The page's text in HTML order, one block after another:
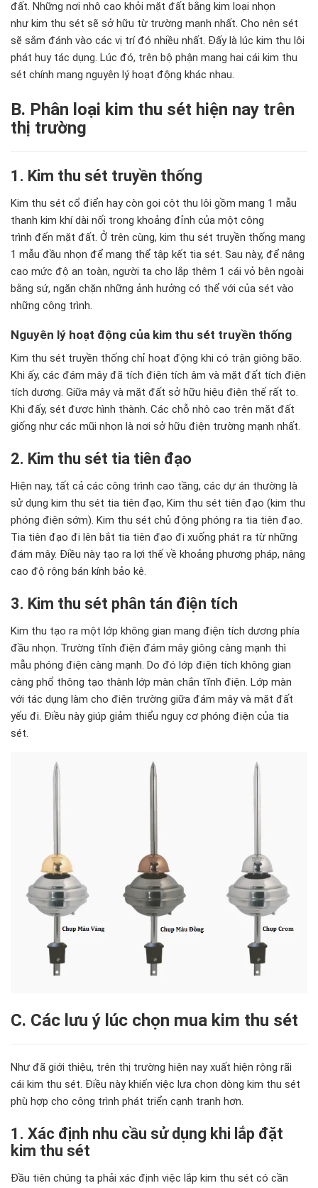
đất. Những nơi nhô cao khỏi mặt đất bằng kim loại nhọn
như kim thu sét sẽ sở hữu từ trường mạnh nhất. Cho nên sét
sẽ sắm đánh vào các vị trí đó nhiều nhất. Đấy là lúc kim thu lôi
phát huy tác dụng. Lúc đó, trên bộ phận mang hai cái kim thu
sét chính mang nguyên l ý hoạt động khác nhau.
B. Phân loại kim thu sét hiện nay trên
thị trường
1. Kim thu sét truyền thống
Kim thu sét cổ điển hay còn gọi cột thu lôi gồm mang 1 mẫu
thanh kim khí dài nối trong khoảng đỉnh của một công
trình đến mặt đất. Ở trên cùng, kim thu sét truyền thống mang
1 mẫu đầu nhọn để mang thể tập kết tia sét. Sau này, để nâng
cao mức độ an toàn, người ta cho lắp thêm 1 cái vỏ bên ngoài
bằng sứ, ngăn chặn những ảnh hưởng có thể với của sét vào
những công trình.
Nguyên lý hoạt động của kim thu sét truyền thống
Kim thu sét truyền thống chỉ hoạt động khi có trận giông bão.
Khi ấy, các đám mây đã tích điện tích âm và mặt đất tích điện
tích dương. Giữa mây và mặt đất sở hữu hiệu điện thế rất to.
Khi đấy, sét được hình thành. Các chỗ nhô cao trên mặt đất
giống như các mũi nhọn là nơi sở hữu điện trường mạnh nhất.
2. Kim thu sét tia tiên đạo
Hiện nay, tất cả các công trình cao tầng, các dự án thường là
sử dụng kim thu sét tia tiên đạo, Kim thu sét tiên đạo (kim thu
phóng điện sớm). Kim thu sét chủ động phóng ra tia tiên đạo.
Tia tiên đạo đi lên bắt tia tiên đạo đi xuống phát ra từ những
đám mây. Điều này tạo ra lợi thế về khoảng phương pháp, nâng
cao độ rộng bán kính bảo kê.
3. Kim thu sét phân tán điện tích
Kim thu tạo ra một lớp không gian mang điện tích dương phía
đầu nhọn. Trường tĩnh điện đám mây giông càng mạnh thì
mẫu phóng điện càng mạnh. Do đó lớp điện tích không gian
càng phổ thông tạo thành lớp màn chắn tĩnh điện. Lớp màn
với tác dụng làm cho điện trường giữa đám mây và mặt đất
yếu đi. Điều này giúp giảm thiểu nguy cơ phóng điện của tia
sét.
C. Các lưuý lúc chọn mua kim thu sét
Như đã giới thiệu, trên thị trường hiện nayxuất hiện rộng rãi
cái kim thu sét. Điều này khiến việc lựa chọn dòng kim thu sét
phù hợp cho công trình phát triển cạnh tranh hơn.
1. Xác định nhu cầu sử dụng khi lắp đặt
kim thu sét
Đầu tiên chúng ta phải xác định việc lắp kim thu sét có cần